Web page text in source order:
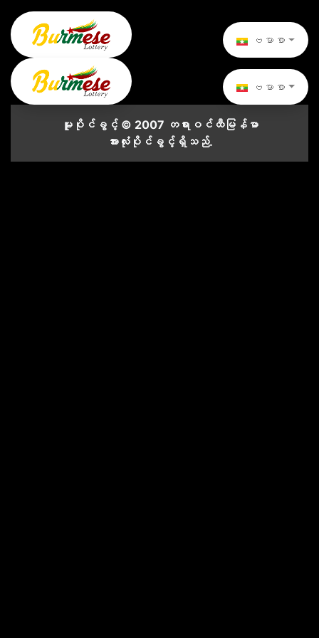
ဗမာစာ
ဗမာစာ
မူပိုင်ခွင့် © 2007 တရားဝင်ထီမြန်မာ
အားလုံးပိုင်ခွင့်ရှိသည်.